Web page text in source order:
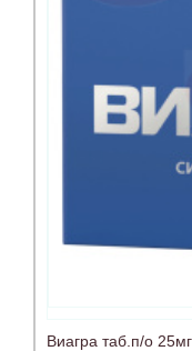
Виагра таб.п/о